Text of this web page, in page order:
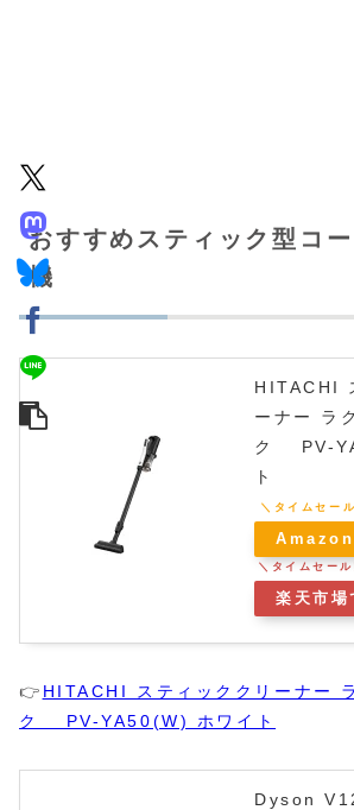
おすすめスティック型コ
機
HITACHI
ーナー ラ
ク PV-
ト
Amazon
楽天市場
👉 HITACHI スティッククリーナー
ク PV-YA50(W) ホワイト
Dyson